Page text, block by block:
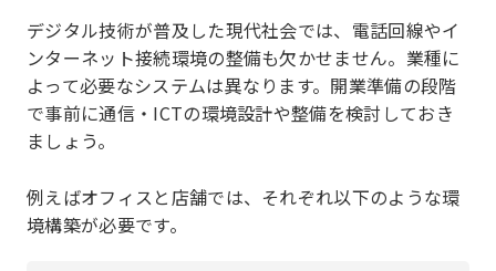
デジタル技術が普及した現代社会では、電話回線やイ
ンターネット接続環境の整備も欠かせません。業種に
よって必要なシステムは異なります。開業準備の段階
で事前に通信・ICTの環境設計や整備を検討しておき
ましょう。
例えばオフィスと店舗では、それぞれ以下のような環
境構築が必要です。